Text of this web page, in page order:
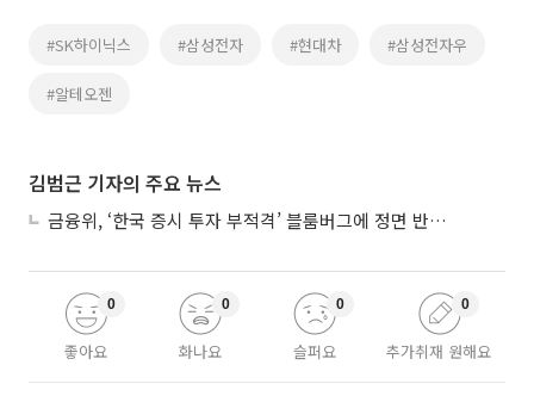
#SK하이닉스 #삼성전자 #현대차 #삼성전자우
#알테오젠
김범근 기자의 주요 뉴스
금융위, ‘한국 증시 투자 부적격’ 블룸버그에 정면 반박…“근거 불분명”
좋아요
0
화나요
0
슬퍼요
0
추가취재 원해요
0